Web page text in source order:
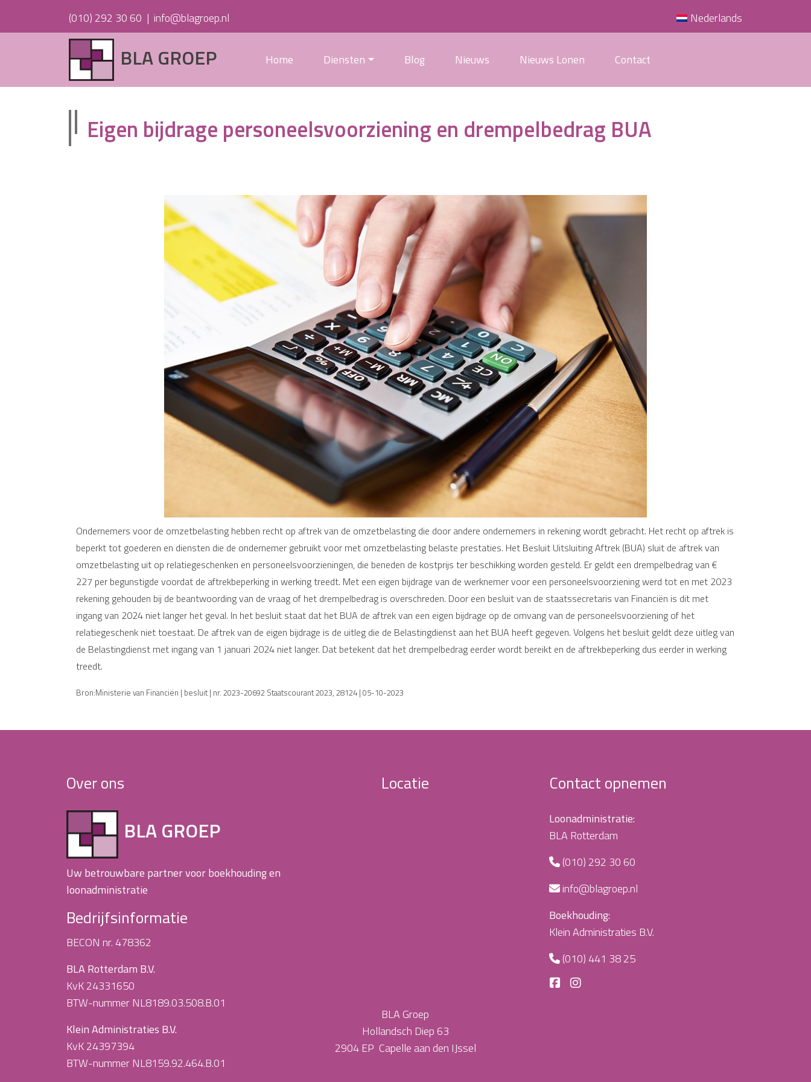
(010) 292 30 60 | info@blagroep.nl Nederlands
BLA GROEP Home Diensten Blog Nieuws Nieuws Lonen Contact
Eigen bijdrage personeelsvoorziening en drempelbedrag BUA
Ondernemers voor de omzetbelasting hebben recht op aftrek van de omzetbelasting die door andere ondernemers in rekening wordt gebracht. Het recht op aftrek is
beperkt tot goederen en diensten die de ondernemer gebruikt voor met omzetbelasting belaste prestaties. Het Besluit Uitsluiting Aftrek (BUA) sluit de aftrek van
omzetbelasting uit op relatiegeschenken en personeelsvoorzieningen, die beneden de kostprijs ter beschikking worden gesteld. Er geldt een drempelbedrag van €
227 per begunstigde voordat de aftrekbeperking in werking treedt. Met een eigen bijdrage van de werknemer voor een personeelsvoorziening werd tot en met 2023
rekening gehouden bij de beantwoording van de vraag of het drempelbedrag is overschreden. Door een besluit van de staatssecretaris van Financiën is dit met
ingang van 2024 niet langer het geval. In het besluit staat dat het BUA de aftrek van een eigen bijdrage op de omvang van de personeelsvoorziening of het
relatiegeschenk niet toestaat. De aftrek van de eigen bijdrage is de uitleg die de Belastingdienst aan het BUA heeft gegeven. Volgens het besluit geldt deze uitleg van
de Belastingdienst met ingang van 1 januari 2024 niet langer. Dat betekent dat het drempelbedrag eerder wordt bereikt en de aftrekbeperking dus eerder in werking
treedt.
Bron:Ministerie van Financiën | besluit | nr. 2023-20692 Staatscourant 2023, 28124 | 05-10-2023
Over ons
BLA GROEP
Uw betrouwbare partner voor boekhouding en
loonadministratie
Bedrijfsinformatie
BECON nr. 478362
BLA Rotterdam B.V.
KvK 24331650
BTW-nummer NL8189.03.508.B.01
Klein Administraties B.V.
KvK 24397394
BTW-nummer NL8159.92.464.B.01
Locatie
BLA Groep
Hollandsch Diep 63
2904 EP Capelle aan den IJssel
Contact opnemen
Loonadministratie:
BLA Rotterdam
(010) 292 30 60
info@blagroep.nl
Boekhouding:
Klein Administraties B.V.
(010) 441 38 25